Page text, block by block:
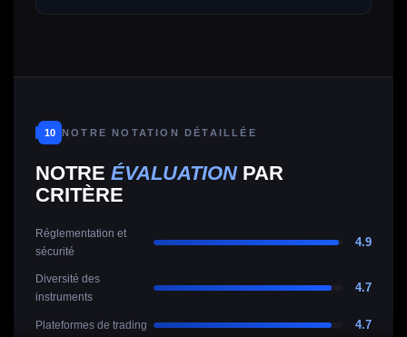
10 NOTRE NOTATION DÉTAILLÉE
NOTRE ÉVALUATIONPAR
CRITÈRE
Réglementation et
sécurité
4.9
Diversité des
instruments
4.7
Plateformes de trading 4.7